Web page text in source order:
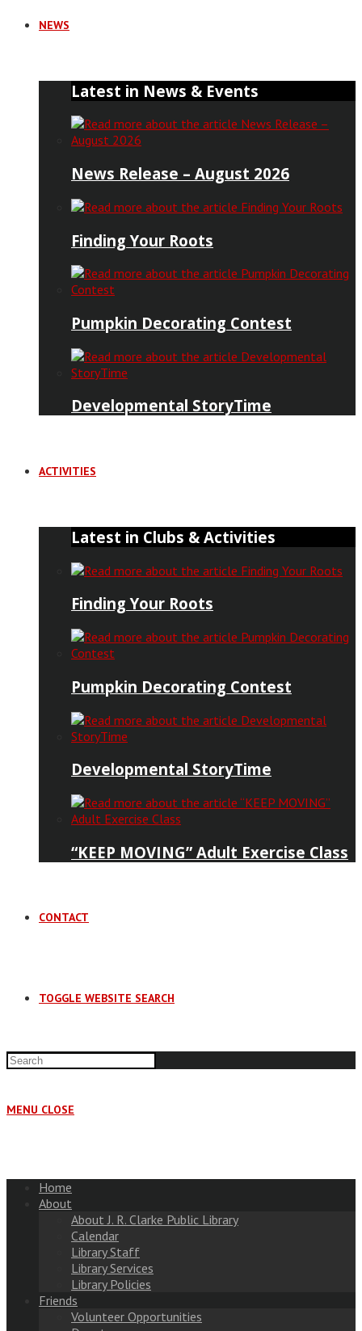
NEWS
Latest in News & Events
News Release – August 2026
Finding Your Roots
Pumpkin Decorating Contest
Developmental StoryTime
ACTIVITIES
Latest in Clubs & Activities
Finding Your Roots
Pumpkin Decorating Contest
Developmental StoryTime
“KEEP MOVING” Adult Exercise Class
CONTACT
TOGGLE WEBSITE SEARCH
MENU CLOSE
Home
About
About J. R. Clarke Public Library
Calendar
Library Staff
Library Services
Library Policies
Friends
Volunteer Opportunities